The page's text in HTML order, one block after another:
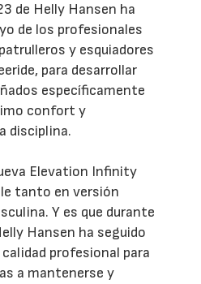
de Helly Hansen ha
de los profesionales
y esquiadores
para desarrollar
específicamente
confort y
disciplina.
Elevation Infinity
tanto en versión
Y es que durante
Hansen ha seguido
profesional para
a mantenerse y